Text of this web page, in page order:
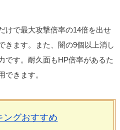
けで最大攻撃倍率の14倍を出せ
きます。また、闇の9個以上消し
です。耐久面もHP倍率があるた
できます。
ングおすすめ